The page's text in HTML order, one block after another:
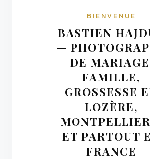
BIENVENUE
BASTIEN
—
DE
FAMILLE,
GROSSESSE
LOZÈRE,
ET PARTOUT
FRANCE